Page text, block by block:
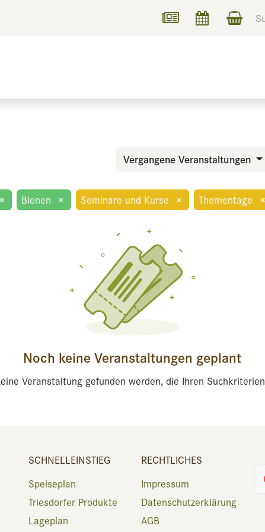
Vergangene Veranstaltungen
× Bienen × Seminare und Kurse × Thementage ×
Noch keine Veranstaltungen geplant
Veranstaltung gefunden werden, die Ihren
SCHNELLEINSTIEG
Speiseplan
Triesdorfer Produkte
Lageplan
RECHTLICHES
Impressum
Datenschutzerklärung
AGB